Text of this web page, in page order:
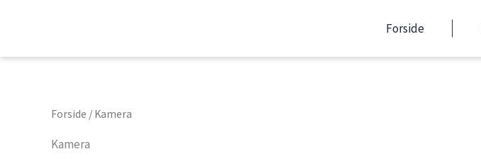
Forside
Forside / Kamera
Kamera